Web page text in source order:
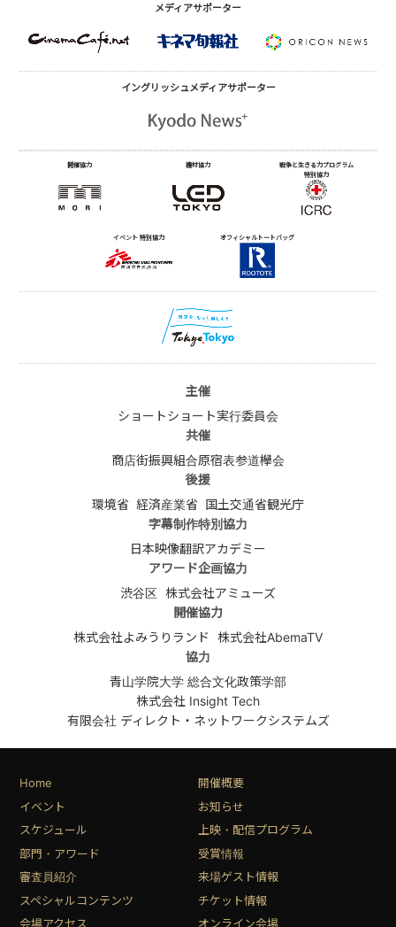
メディアサポーター
イングリッシュメディアサポーター
開催協力 機材協力
戦争と生きる力プログラム
特別協力
イベント 特別協力 オフィシャルトートバッグ
主催
ショートショート実行委員会
共催
商店街振興組合原宿表参道欅会
後援
環境省 経済産業省 国土交通省観光庁
字幕制作特別協力
日本映像翻訳アカデミー
アワード企画協力
渋谷区 株式会社アミューズ
開催協力
株式会社よみうりランド
株式会社AbemaTV
協力
青山学院大学 総合文化政策学部
株式会社 Insight Tech
有限会社 ディレクト・ネットワークシステムズ
Home
開催概要
イベント
お知らせ
スケジュール
上映・配信プログラム
部門・アワード
受賞情報
審査員紹介
来場ゲスト情報
スペシャルコンテンツ
チケット情報
会場アクセス
オンライン会場